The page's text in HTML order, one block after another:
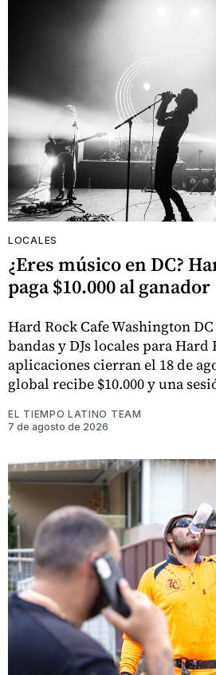
LOCALES
¿Eres músico en DC?
paga $10.000 al ganador
Hard Rock Cafe Washington
bandas y DJs locales para Hard
aplicaciones cierran el 18 de
global recibe $10.000 y una
EL TIEMPO LATINO TEAM
7 de agosto de 2026